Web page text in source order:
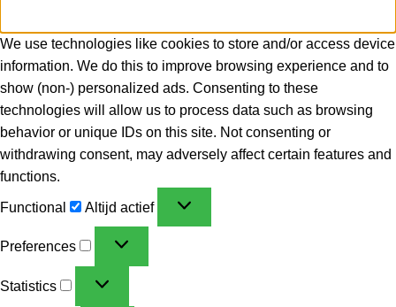
We use technologies like cookies to store and/or access device
information. We do this to improve browsing experience and to
show (non-) personalized ads. Consenting to these
technologies will allow us to process data such as browsing
behavior or unique IDs on this site. Not consenting or
withdrawing consent, may adversely affect certain features and
functions.
Functional Altijd actief
Preferences
Statistics